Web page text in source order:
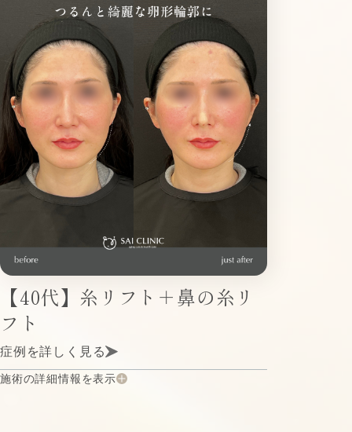
【40代】糸リフト＋鼻の糸リ
フト
症例を詳しく見る
施術の詳細情報を表示